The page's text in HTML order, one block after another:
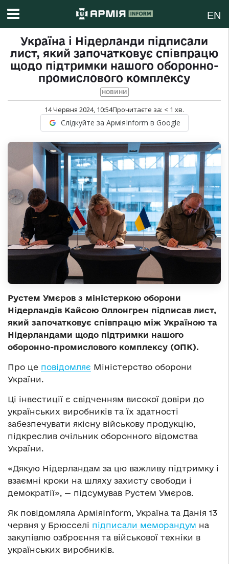
EN
Україна і Нідерланди підписали
лист, який започатковує співпрацю
щодо підтримки нашого оборонно-
промислового комплексу
НОВИНИ
14 Червня 2024, 10:54Прочитаєте за: < 1 хв.
Слідкуйте за АрміяInform в Google
Рустем Умєров з міністеркою оборони
Нідерландів Кайсою Оллонгрен підписав лист,
який започатковує співпрацю між Україною та
Нідерландами щодо підтримки нашого
оборонно-промислового комплексу (ОПК).
Про це повідомляє Міністерство оборони
України.
Ці інвестиції є свідченням високої довіри до
українських виробників та їх здатності
забезпечувати якісну військову продукцію,
підкреслив очільник оборонного відомства
України.
«Дякую Нідерландам за цю важливу підтримку і
взаємні кроки на шляху захисту свободи і
демократії», — підсумував Рустем Умєров.
Як повідомляла АрміяInform, Україна та Данія 13
червня у Брюсселі підписали меморандум на
закупівлю озброєння та військової техніки в
українських виробників.